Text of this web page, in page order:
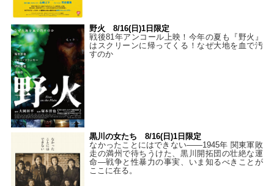
野火 8/16(日)1日限定
戦後81年アンコール上映！今年の夏も『野火』
はスクリーンに帰ってくる！なぜ大地を血で汚
すのか
黒川の女たち 8/16(日)1日限定
なかったことにはできない——1945年 関東軍敗
走の満州で待ちうけた、黒川開拓団の壮絶な運
命―戦争と性暴力の事実、いま知るべきことが
ここに在る。